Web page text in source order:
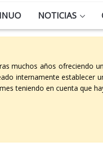
NOTICIAS
muchos años ofreciendo
internamente establecer
teniendo en cuenta que